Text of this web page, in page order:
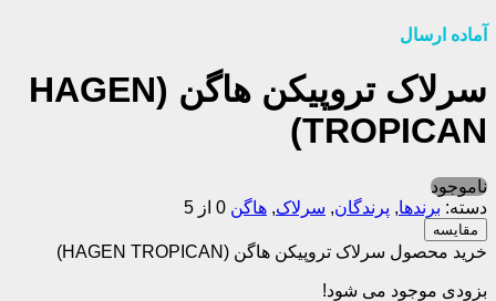
آماده ارسال
سرلاک تروپیکن هاگن (HAGEN
TROPICAN)
ناموجود
دسته: برندها, پرندگان, سرلاک, هاگن 0 از 5
مقایسه
خرید محصول سرلاک تروپیکن هاگن (HAGEN TROPICAN)
بزودی موجود می شود!